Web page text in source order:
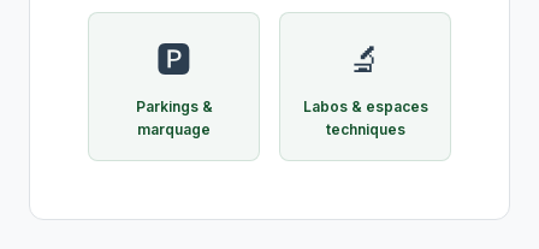
🅿️
Parkings &
marquage
🔬
Labos & espaces
techniques